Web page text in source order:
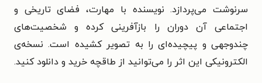
سرنوشت می‌پردازد. نویسنده با مهارت، فضای تاریخی و
اجتماعی آن دوران را بازآفرینی کرده و شخصیت‌های
چندوجهی و پیچیده‌ای را به تصویر کشیده است. نسخه‌ی
الکترونیکی این اثر را می‌توانید از طاقچه خرید و دانلود کنید.